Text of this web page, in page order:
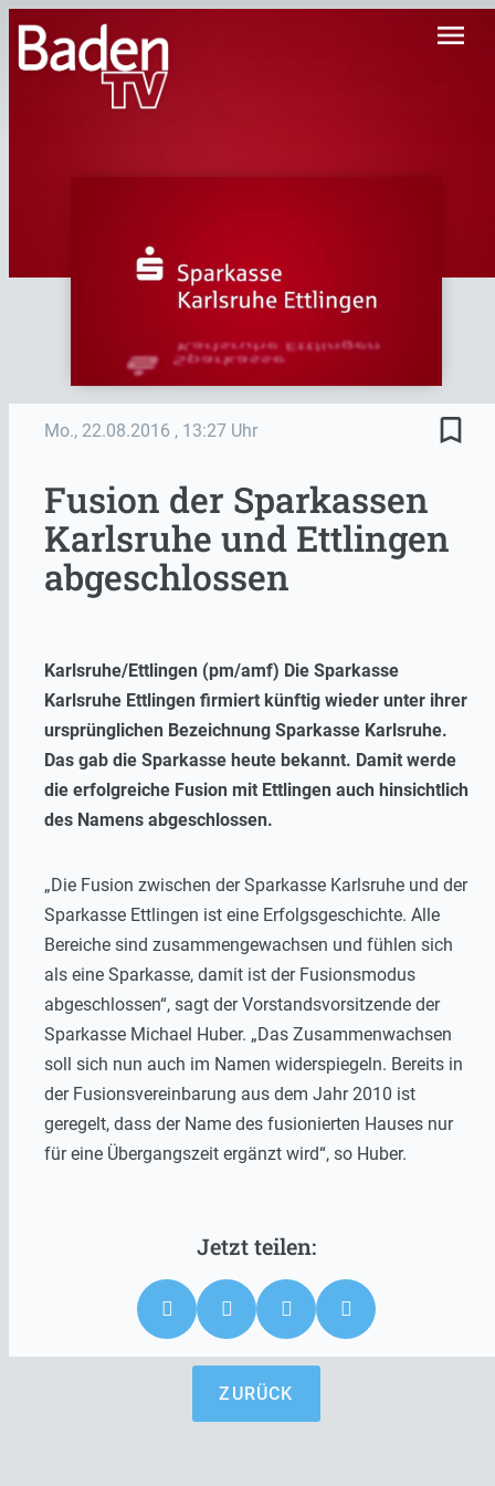
menu
Mo., 22.08.2016 , 13:27 Uhr bookmark_border
Fusion der Sparkassen
Karlsruhe und Ettlingen
abgeschlossen
Karlsruhe/Ettlingen (pm/amf) Die Sparkasse
Karlsruhe Ettlingen firmiert künftig wieder unter ihrer
ursprünglichen Bezeichnung Sparkasse Karlsruhe.
Das gab die Sparkasse heute bekannt. Damit werde
die erfolgreiche Fusion mit Ettlingen auch hinsichtlich
des Namens abgeschlossen.
„Die Fusion zwischen der Sparkasse Karlsruhe und der
Sparkasse Ettlingen ist eine Erfolgsgeschichte. Alle
Bereiche sind zusammengewachsen und fühlen sich
als eine Sparkasse, damit ist der Fusionsmodus
abgeschlossen“, sagt der Vorstandsvorsitzende der
Sparkasse Michael Huber. „Das Zusammenwachsen
soll sich nun auch im Namen widerspiegeln. Bereits in
der Fusionsvereinbarung aus dem Jahr 2010 ist
geregelt, dass der Name des fusionierten Hauses nur
für eine Übergangszeit ergänzt wird“, so Huber.
ZURÜCK